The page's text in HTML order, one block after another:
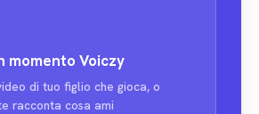
momento Voiczy
di tuo figlio che gioca, o
racconta cosa ami